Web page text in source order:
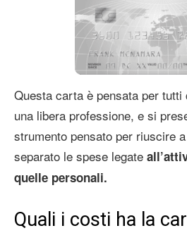
Questa carta è pensata per
una libera professione, e si
strumento pensato per riuscire
separato le spese legate
quelle personali.
Quali i costi ha la